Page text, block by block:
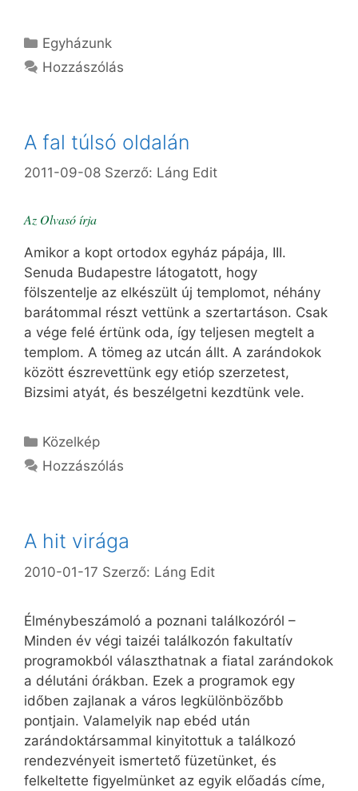
Kategória
Egyházunk
Hozzászólás
A fal túlsó oldalán
2011-09-08 Szerző: Láng Edit
Az Olvasó írja
Amikor a kopt ortodox egyház pápája, III.
Senuda Budapestre látogatott, hogy
fölszentelje az elkészült új templomot, néhány
barátommal részt vettünk a szertartáson. Csak
a vége felé értünk oda, így teljesen megtelt a
templom. A tömeg az utcán állt. A zarándokok
között észrevettünk egy etióp szerzetest,
Bizsimi atyát, és beszélgetni kezdtünk vele.
Kategória
Közelkép
Hozzászólás
A hit virága
2010-01-17 Szerző: Láng Edit
Élménybeszámoló a poznani találkozóról –
Minden év végi taizéi találkozón fakultatív
programokból választhatnak a fiatal zarándokok
a délutáni órákban. Ezek a programok egy
időben zajlanak a város legkülönbözőbb
pontjain. Valamelyik nap ebéd után
zarándoktársammal kinyitottuk a találkozó
rendezvényeit ismertető füzetünket, és
felkeltette figyelmünket az egyik előadás címe,